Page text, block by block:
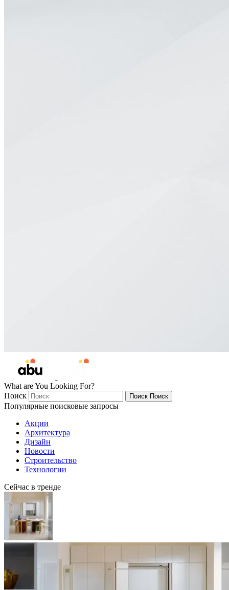
What are You Looking For?
Поиск
Поиск Поиск
Популярные поисковые запросы
Акции
Архитектура
Дизайн
Новости
Строительство
Технологии
Сейчас в тренде